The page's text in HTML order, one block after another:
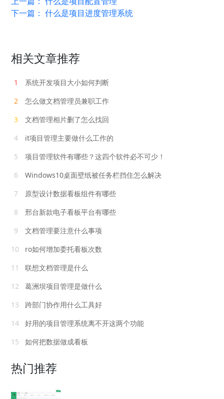
下一篇：什么是项目进度管理系统
相关文章推荐
1
系统开发项目大小如何判断
2
怎么做文档管理员兼职工作
3
文档管理相片删了怎么找回
4
it项目管理主要做什么工作的
5
项目管理软件有哪些？这四个软件必不可少！
6
Windows10桌面壁纸被任务栏挡住怎么解决
7
原型设计数据看板组件有哪些
8
邢台新款电子看板平台有哪些
9
文档管理要注意什么事项
10
ro如何增加委托看板次数
11
联想文档管理是什么
12
葛洲坝项目管理是做什么
13
跨部门协作用什么工具好
14
好用的项目管理系统离不开这两个功能
15
如何把数据做成看板
热门推荐